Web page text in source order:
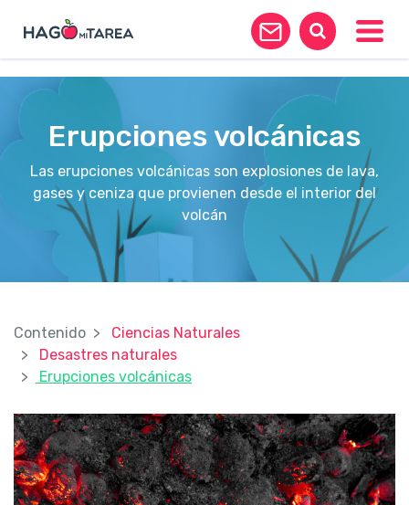
Erupciones volcánicas
Las erupciones volcánicas son explosiones de lava,
gases y ceniza que provienen desde el interior del
volcán
Contenido
Ciencias Naturales
Desastres naturales
Erupciones volcánicas